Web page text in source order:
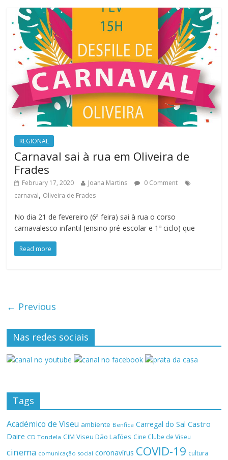
REGIONAL
Carnaval sai à rua em Oliveira de
Frades
February 17, 2020 Joana Martins
0 Comment
carnaval, Oliveira de Frades
No dia 21 de fevereiro (6ª feira) sai à rua o corso
carnavalesco infantil (ensino pré-escolar e 1º ciclo) que
Read more
← Previous
Nas redes sociais
Tags
Académico de Viseu ambiente Benfica Carregal do Sal Castro
Daire CD Tondela CIM Viseu Dão Lafões Cine Clube de Viseu
cinema comunicação social coronavírus COVID-19 cultura